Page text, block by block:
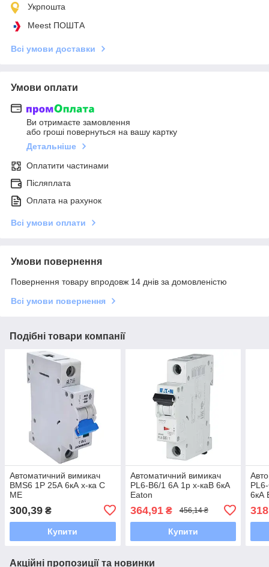
Укрпошта
Meest ПОШТА
Всі умови доставки
Умови оплати
Ви отримаєте замовлення
або гроші повернуться на вашу картку
Детальніше
Оплатити частинами
Післяплата
Оплата на рахунок
Всі умови оплати
Умови повернення
Повернення товару впродовж 14 днів за домовленістю
Всі умови повернення
Подібні товари компанії
Автоматичний вимикач
BMS6 1P 25А 6кА х-ка C
ME
300,39 ₴
Купити
Автоматичний вимикач
PL6-B6/1 6А 1р х-каB 6кА
Eaton
364,91₴ 456,14 ₴
Купити
6кА
318
Акційні пропозиції та новинки